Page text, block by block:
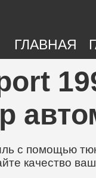
ГЛАВНАЯ
с помощью
качество